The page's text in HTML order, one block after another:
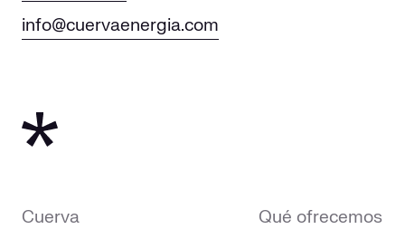
info@cuervaenergia.com
Cuerva Qué ofrecemos